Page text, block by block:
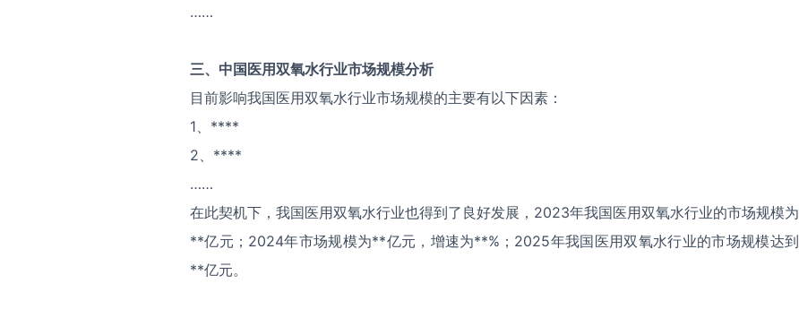
……
三、中国 医用双氧水行业市场规模分析
目前影响我国医用双氧水行业市场规模的主要有以下因素：
1、****
2、****
……
在此契机下，我国医用双氧水行业也得到了良好发展，2023年我国医用双氧水行业的市场规模为
**亿元；2024年市场规模为**亿元，增速为**%；2025年我国医用双氧水行业的市场规模达到
**亿元。